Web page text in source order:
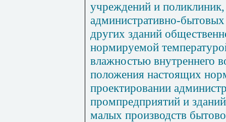
учреждений и
административно-
других зданий
нормируемой
влажностью внутреннего
положения настоящих
проектировании
промпредприятий и
малых производств